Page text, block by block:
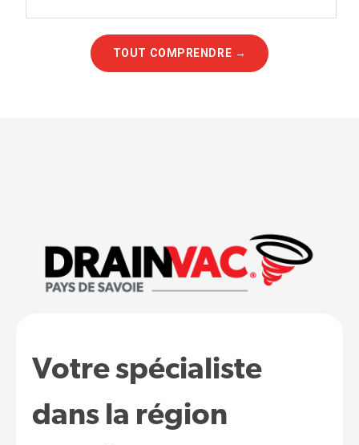
TOUT COMPRENDRE →
Votre spécialiste
dans la région